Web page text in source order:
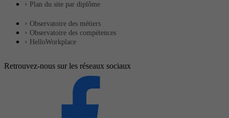
Plan du site par diplôme
Observatoire des métiers
Observatoire des compétences
HelloWorkplace
Retrouvez-nous sur les réseaux sociaux